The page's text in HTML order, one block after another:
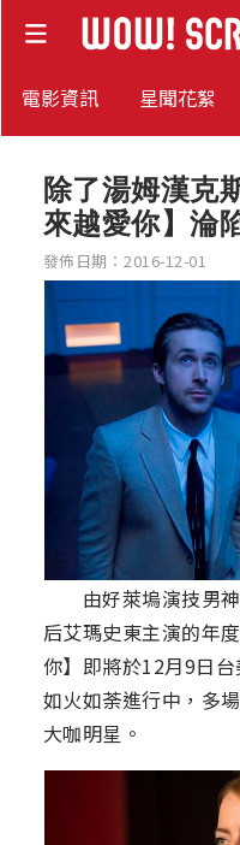
電影資訊 星聞花絮
除了湯姆漢克
來越愛你】淪
發佈日期：2016-12-01
由好萊塢演技男神
后艾瑪史東主演的年
你】即將於12月9日
如火如荼進行中，多
大咖明星。